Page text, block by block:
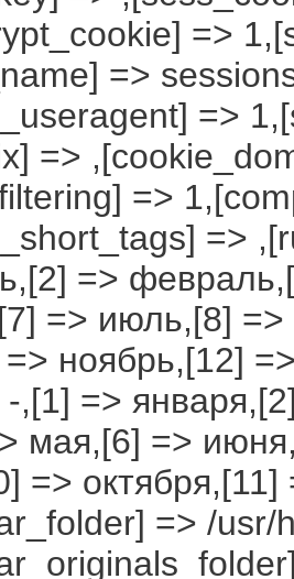
=>
=>
=>
=>
=>
=>
=>
=> июль,[8] =>
=> ноябрь,[12]
,[1] =>
мая,[6] =>
=>
=> /